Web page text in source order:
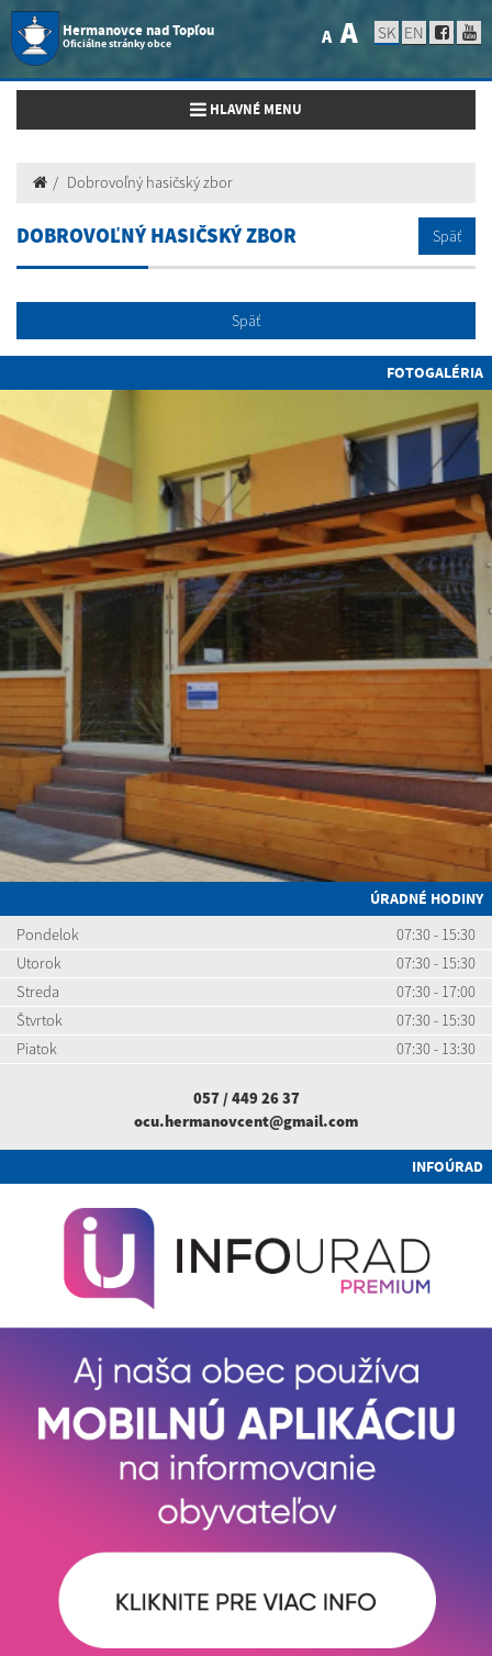
Hermanovce nad Topľou
Oficiálne stránky obce A A SK EN
Toggle navigation
HLAVNÉ MENU
Dobrovoľný hasičský zbor
DOBROVOĽNÝ HASIČSKÝ ZBOR Späť
Späť
FOTOGALÉRIA
ÚRADNÉ HODINY
Pondelok
07:30 - 15:30
Utorok
07:30 - 15:30
Streda
07:30 - 17:00
Štvrtok
07:30 - 15:30
Piatok
07:30 - 13:30
057 / 449 26 37
ocu.hermanovcent@gmail.com
INFOÚRAD